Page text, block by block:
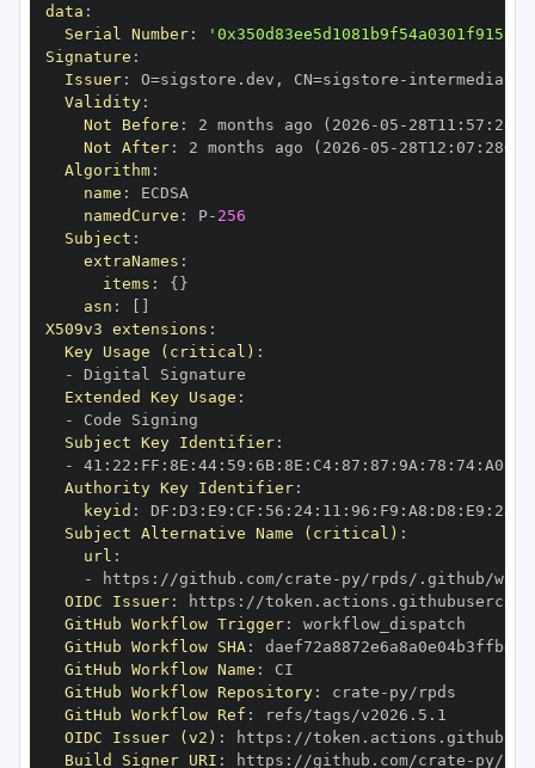
data :
Serial Number:
Signature :
Issuer: O=sigstore.dev , CN=sigstore -
Validity:
Not Before : 2 months ago (2026 -05 - 28T11 : 57 :
Not After: 2 months ago (2026 -05 - 28T12 : 07 : 28+00
Algorithm:
name :
namedCurve : P- 256
Subject :
extraNames :
items : { }
asn :
X509v3 extensions :
Key Usage (critical) :
-
Extended Key Usage :
-
Subject Key Identifier:
-
41 : 22 : FF : 8E : 44: 59 : 6B: 8E : C4: 87 : 87 : 9A : 78 : 74: A0
Authority Key Identifier:
keyid : DF : D3 : E9 : CF : 56 : 24: 11 : 96 : F9 : A8 : D8 : E9 : 28
Subject Alternative Name (critical) :
url :
-
https : //github.com/crate -
OIDC Issuer: https :
GitHub Workflow Trigger:
GitHub Workflow SHA:
GitHub Workflow Name :
GitHub Workflow Repository: crate -
GitHub Workflow Ref :
OIDC Issuer (v2) : https :
Build Signer URI : https : //github.com/crate -